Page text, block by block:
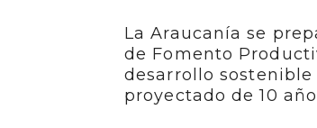
La Araucanía se
de Fomento
desarrollo
proyectado de 10